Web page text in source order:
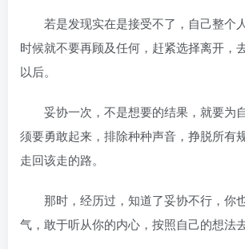
若是发现实在是接受不了，自己整个
时候就不要再顾及任何，赶紧选择离开，
以后。
妥协一次，不是想要的结果，就要为
须要勇敢起来，排除种种声音，挣脱所有
走回该走的路。
那时，经历过，知道了妥协不行，你
气，敢于听从你的内心，按照自己的想法去